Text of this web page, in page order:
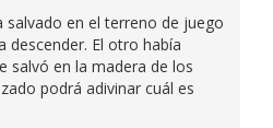
salvado en el terreno de juego
descender. El otro había
salvó en la madera de los
podrá adivinar cuál es